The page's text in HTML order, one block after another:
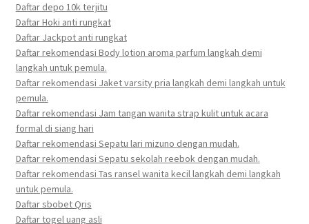
Daftar depo 10k terjitu
Daftar Hoki anti rungkat
Daftar Jackpot anti rungkat
Daftar rekomendasi Body lotion aroma parfum langkah demi
langkah untuk pemula.
Daftar rekomendasi Jaket varsity pria langkah demi langkah untuk
pemula.
Daftar rekomendasi Jam tangan wanita strap kulit untuk acara
formal di siang hari
Daftar rekomendasi Sepatu lari mizuno dengan mudah.
Daftar rekomendasi Sepatu sekolah reebok dengan mudah.
Daftar rekomendasi Tas ransel wanita kecil langkah demi langkah
untuk pemula.
Daftar sbobet Qris
Daftar togel uang asli